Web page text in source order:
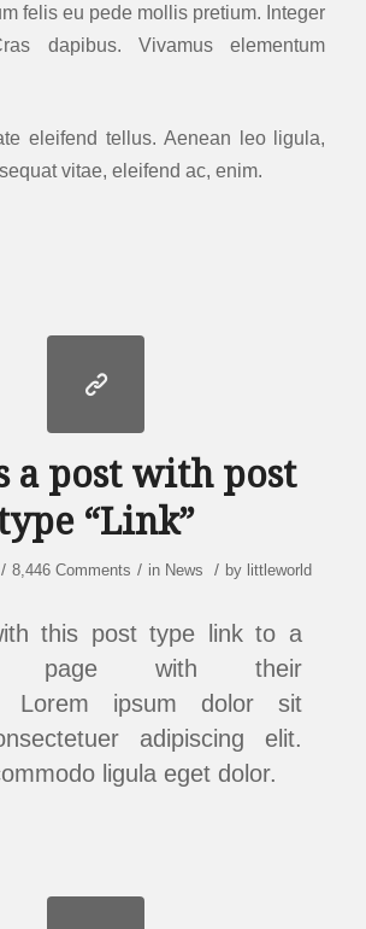
felis eu pede mollis pretium. Integer
dapibus. Vivamus elementum
eleifend tellus. Aenean leo ligula,
vitae, eleifend ac, enim.
a post with post
“Link”
/ 8,446 Comments / in News / by littleworld
this post type link to a
page with their
Lorem ipsum dolor sit
adipiscing elit.
ligula eget dolor.